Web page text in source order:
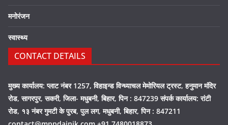
मनोरंजन
स्वास्थ्य
CONTACT DETAILS
मुख्य कार्यालय: प्लाट नंबर 1257, विहाइन्ड विन्ध्याचल मेमोरियल ट्रस्ट, हनुमान मंदिर
रोड, सागरपुर, सकरी, जिला- मधुबनी, बिहार, पिन : 847239 संपर्क कार्यालय: रांटी
रोड, १३ नंबर गुमटी के पुरब, पुल लग, मधुबनी, बिहार, पिन : 847211